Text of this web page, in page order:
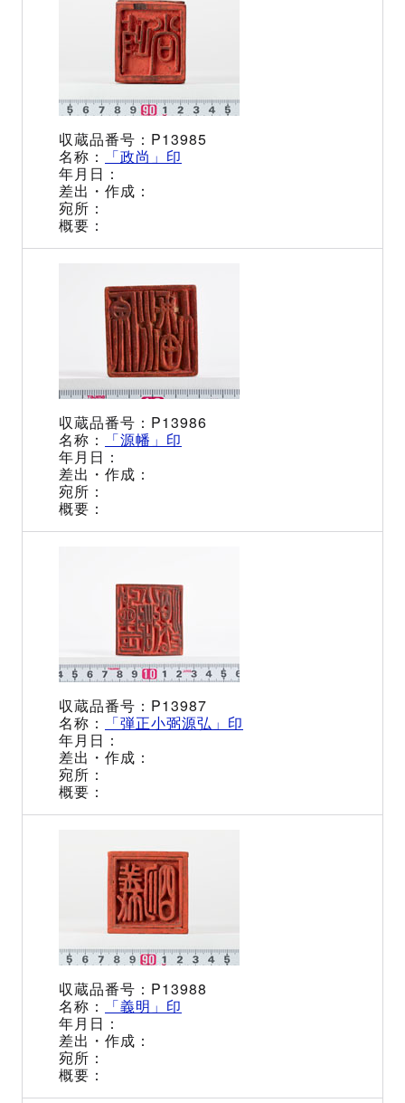
P13985
「政尚」印
P13986
「源幡」印
P13987
「弾正小弼源弘」印
P13988
「義明」印